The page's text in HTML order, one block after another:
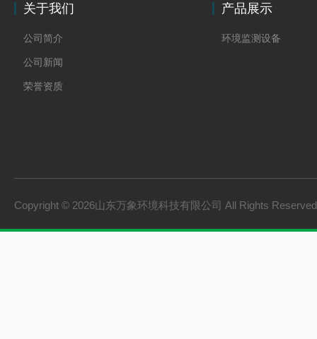
关于我们
公司简介
公司新闻
荣誉资质
产品展示
环境监测设备
Copyright © 2026山东万象环境科技有限公司 All Rights